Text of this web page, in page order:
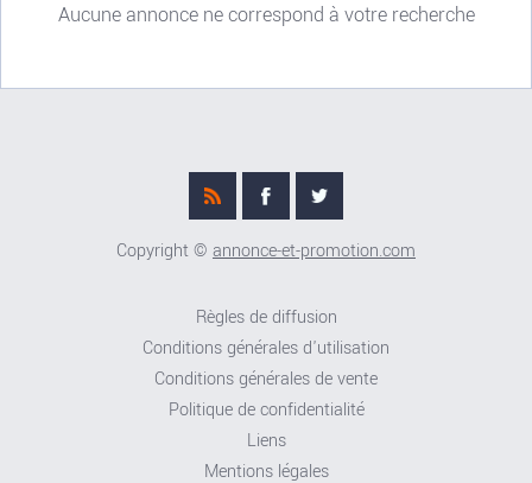
Aucune annonce ne correspond à votre recherche
Copyright © annonce-et-promotion.com
Règles de diffusion
Conditions générales d'utilisation
Conditions générales de vente
Politique de confidentialité
Liens
Mentions légales